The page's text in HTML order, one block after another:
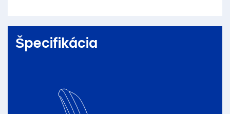
Špecifikácia